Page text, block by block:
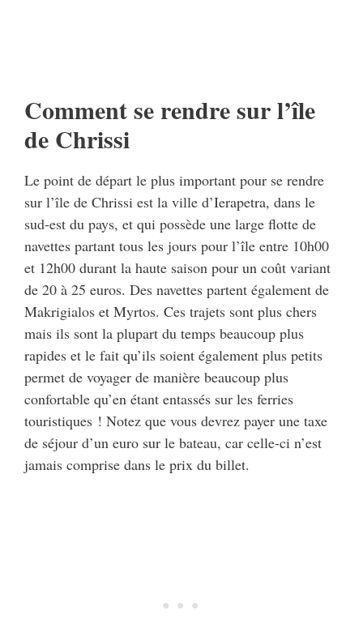
Comment se rendre sur l’île
de Chrissi
Le point de départ le plus important pour se rendre
sur l’île de Chrissi est la ville d’Ierapetra, dans le
sud-est du pays, et qui possède une large flotte de
navettes partant tous les jours pour l’île entre 10h00
et 12h00 durant la haute saison pour un coût variant
de 20 à 25 euros. Des navettes partent également de
Makrigialos et Myrtos. Ces trajets sont plus chers
mais ils sont la plupart du temps beaucoup plus
rapides et le fait qu’ils soient également plus petits
permet de voyager de manière beaucoup plus
confortable qu’en étant entassés sur les ferries
touristiques ! Notez que vous devrez payer une taxe
de séjour d’un euro sur le bateau, car celle-ci n’est
jamais comprise dans le prix du billet.